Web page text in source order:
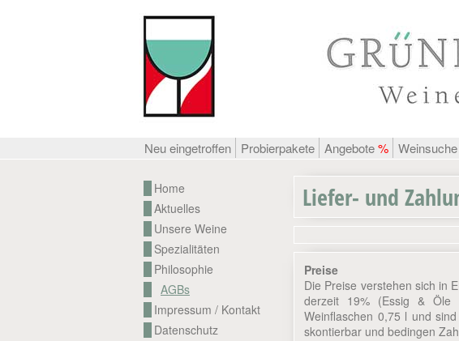
Neu eingetroffen Probierpakete Angebote% Weinsuche
Home
Aktuelles
Unsere Weine
Spezialitäten
Philosophie
AGBs
Impressum / Kontakt
Datenschutz
Liefer- und
Preise
Die Preise verstehen sich in
derzeit 19% (Essig & Öle
Weinflaschen 0,75 l und
skontierbar und bedingen